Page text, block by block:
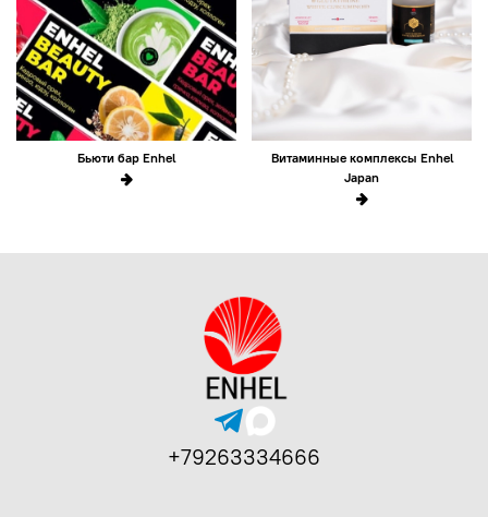
Бьюти бар Enhel
Витаминные комплексы Enhel
Japan
+79263334666